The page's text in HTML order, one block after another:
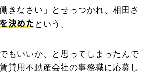
きなさい」とせっつかれ、相田さ
決めたという。
もいいか、と思ってしまったんで
貸用不動産会社の事務職に応募し